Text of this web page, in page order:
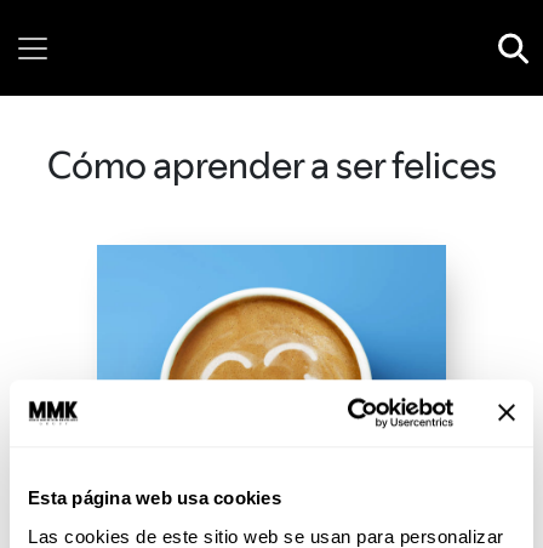
Esta página web usa cookies
Las cookies de este sitio web se usan para personalizar
Cómo aprender a ser felices